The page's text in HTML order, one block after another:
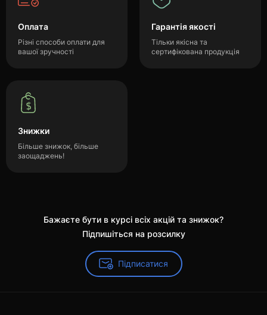
Оплата
Різні способи оплати для
вашої зручності
Гарантія якості
Тільки якісна та
сертифікована продукція
Знижки
Більше знижок, більше
заощаджень!
Бажаєте бути в курсі всіх акцій та знижок?
Підпишіться на розсилку
Підписатися